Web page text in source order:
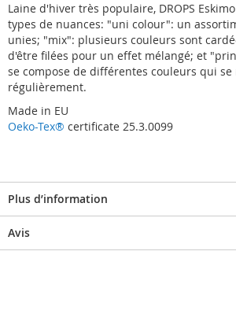
Laine d'hiver très populaire, DROPS
types de nuances: "uni colour": un
unies; "mix": plusieurs couleurs sont
d'être filées pour un effet mélangé; et
se compose de différentes couleurs qui
régulièrement.
Made in EU
Oeko-Tex® certificate 25.3.0099
Plus d’information
Avis